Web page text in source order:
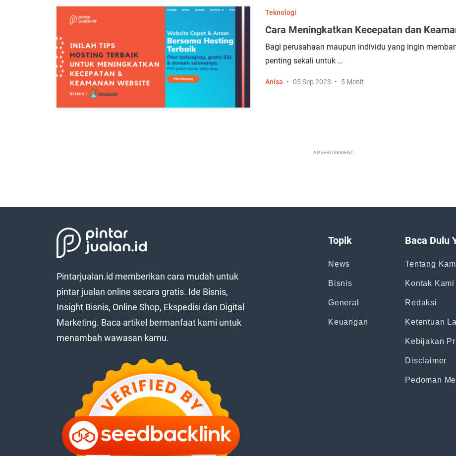
Teknologi
Cara Meningkatkan Kecepatan dan
Bagi perusahaan maupun individu yang ingin
penting sekali untuk …
Anisa 05 Sep 2023 5 Menit
ADVERTISEMENT
Pintarjualan.id memberikan cara mudah untuk
pintar jualan online secara gratis. Ide Bisnis,
Insight Bisnis, Online Shop, Ekspedisi dan Digital
Marketing. Baca artikel bermanfaat kami untuk
menambah wawasan kamu.
Topik
News
Bisnis
General
Keuangan
Baca Dulu
Tentang
Kontak Kami
Redaksi
Ketentuan
Kebijakan
Disclaimer
Pedoman